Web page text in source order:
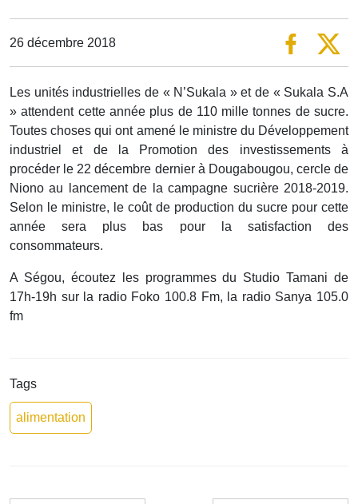
26 décembre 2018
Les unités industrielles de « N’Sukala » et de « Sukala S.A
» attendent cette année plus de 110 mille tonnes de sucre.
Toutes choses qui ont amené le ministre du Développement
industriel et de la Promotion des investissements à
procéder le 22 décembre dernier à Dougabougou, cercle de
Niono au lancement de la campagne sucrière 2018-2019.
Selon le ministre, le coût de production du sucre pour cette
année sera plus bas pour la satisfaction des
consommateurs.
A Ségou, écoutez les programmes du Studio Tamani de
17h-19h sur la radio Foko 100.8 Fm, la radio Sanya 105.0
fm
Tags
alimentation